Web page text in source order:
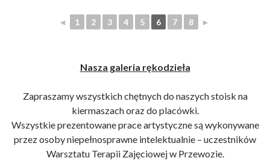
◄ 1 2 3 4 5 6 7 8 ►
Nasza galeria rękodzieła
Zapraszamy wszystkich chętnych do naszych stoisk na
kiermaszach oraz do placówki.
Wszystkie prezentowane prace artystyczne są wykonywane
przez osoby niepełnosprawne intelektualnie – uczestników
Warsztatu Terapii Zajęciowej w Przewozie.